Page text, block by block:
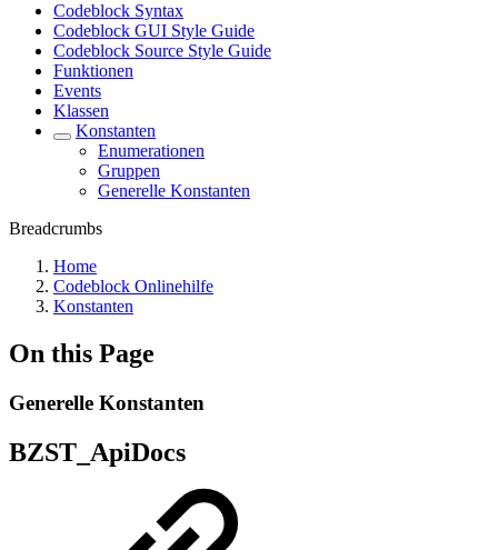
Codeblock Syntax
Codeblock GUI Style Guide
Codeblock Source Style Guide
Funktionen
Events
Klassen
Konstanten
Enumerationen
Gruppen
Generelle Konstanten
Breadcrumbs
Home
Codeblock Onlinehilfe
Konstanten
On this Page
Generelle Konstanten
BZST_ApiDocs